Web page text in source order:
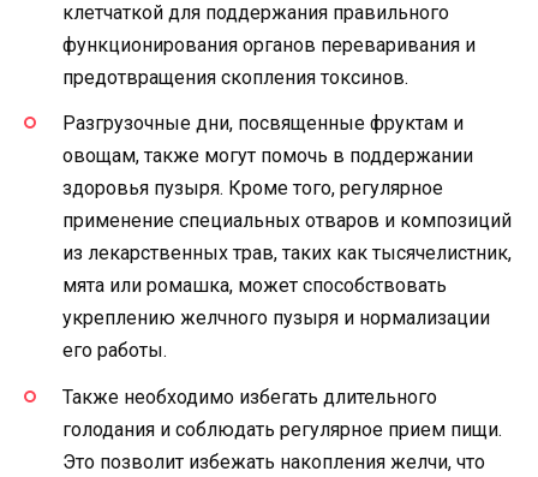
клетчаткой для поддержания правильного
функционирования органов переваривания и
предотвращения скопления токсинов.
Разгрузочные дни, посвященные фруктам и
овощам, также могут помочь в поддержании
здоровья пузыря. Кроме того, регулярное
применение специальных отваров и композиций
из лекарственных трав, таких как тысячелистник,
мята или ромашка, может способствовать
укреплению желчного пузыря и нормализации
его работы.
Также необходимо избегать длительного
голодания и соблюдать регулярное прием пищи.
Это позволит избежать накопления желчи, что